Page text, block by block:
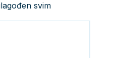
svim